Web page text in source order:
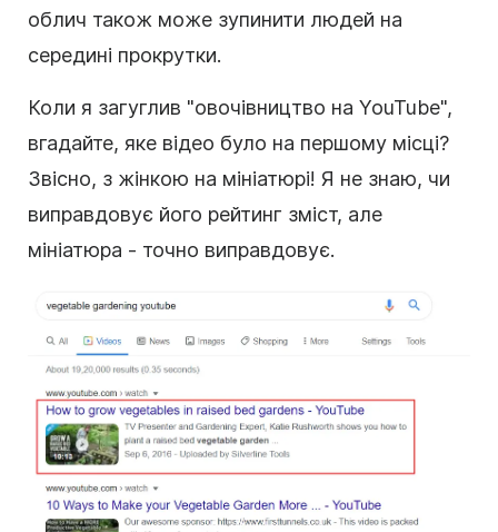
облич також може зупинити людей на
середині прокрутки.
Коли я загуглив "овочівництво на YouTube",
вгадайте, яке відео було на першому місці?
Звісно, з жінкою на мініатюрі! Я не знаю, чи
виправдовує його рейтинг зміст, але
мініатюра - точно виправдовує.